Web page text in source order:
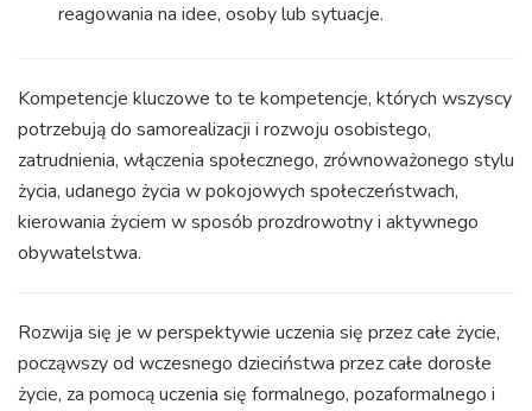
reagowania na idee, osoby lub sytuacje.
Kompetencje kluczowe to te kompetencje, których wszyscy
potrzebują do samorealizacji i rozwoju osobistego,
zatrudnienia, włączenia społecznego, zrównoważonego stylu
życia, udanego życia w pokojowych społeczeństwach,
kierowania życiem w sposób prozdrowotny i aktywnego
obywatelstwa.
Rozwija się je w perspektywie uczenia się przez całe życie,
począwszy od wczesnego dzieciństwa przez całe dorosłe
życie, za pomocą uczenia się formalnego, pozaformalnego i